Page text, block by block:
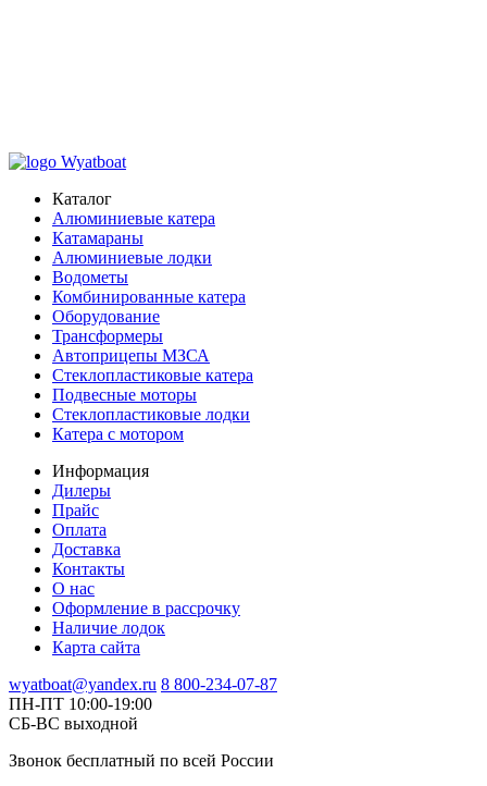
Каталог
Алюминиевые катера
Катамараны
Алюминиевые лодки
Водометы
Комбинированные катера
Оборудование
Трансформеры
Автоприцепы МЗСА
Стеклопластиковые катера
Подвесные моторы
Стеклопластиковые лодки
Катера с мотором
Информация
Дилеры
Прайс
Оплата
Доставка
Контакты
О нас
Оформление в рассрочку
Наличие лодок
Карта сайта
wyatboat@yandex.ru 8 800-234-07-87
ПН-ПТ 10:00-19:00
СБ-ВС выходной
Звонок бесплатный по всей России